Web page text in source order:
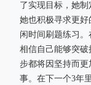
了实现目标，她制
她也积极寻求更
闲时间刷题练习。
相信自己能够突
步都将因坚持而
事。在下一个3年